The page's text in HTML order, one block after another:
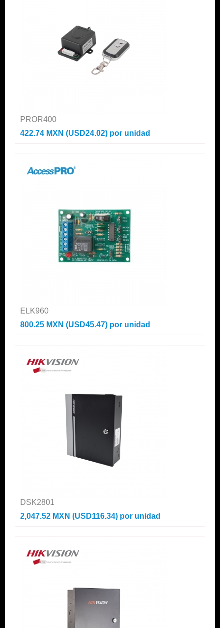
PROR400
422.74 MXN (USD24.02) por unidad
ELK960
800.25 MXN (USD45.47) por unidad
DSK2801
2,047.52 MXN (USD116.34) por unidad